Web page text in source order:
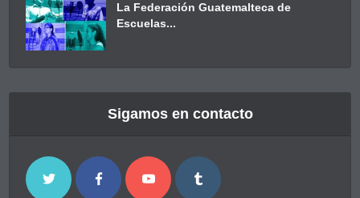
La Federación Guatemalteca de
Escuelas...
Sigamos en contacto